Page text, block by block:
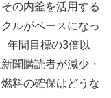
の内釜を活用する
ルがベースになっ
年間目標の3倍以
聞購読者が減少・
料の確保はどうな